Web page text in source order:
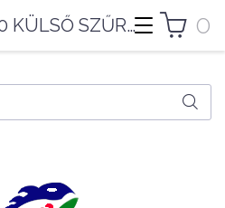
0
ATMAN CF-3200 KÜLSŐ SZŰRŐ